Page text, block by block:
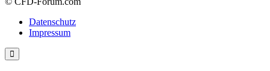
Datenschutz
Impressum